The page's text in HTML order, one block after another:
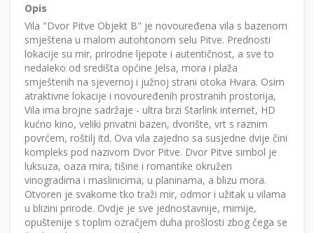
Opis
Vila "Dvor Pitve Objekt B" je novouređena vila s bazenom
smještena u malom autohtonom selu Pitve. Prednosti
lokacije su mir, prirodne ljepote i autentičnost, a sve to
nedaleko od središta općine Jelsa, mora i plaža
smještenih na sjevernoj i južnoj strani otoka Hvara. Osim
atraktivne lokacije i novouređenih prostranih prostorija,
Vila ima brojne sadržaje - ultra brzi Starlink internet, HD
kućno kino, veliki privatni bazen, dvorište, vrt s raznim
povrćem, roštilj itd. Ova vila zajedno sa susjedne dvije čini
kompleks pod nazivom Dvor Pitve. Dvor Pitve simbol je
luksuza, oaza mira, tišine i romantike okružen
vinogradima i maslinicima, u planinama, a blizu mora.
Otvoren je svakome tko traži mir, odmor i užitak u vilama
u blizini prirode. Ovdje je sve jednostavnije, mirnije,
opuštenije s toplim ozračjem duha prošlosti zbog čega se